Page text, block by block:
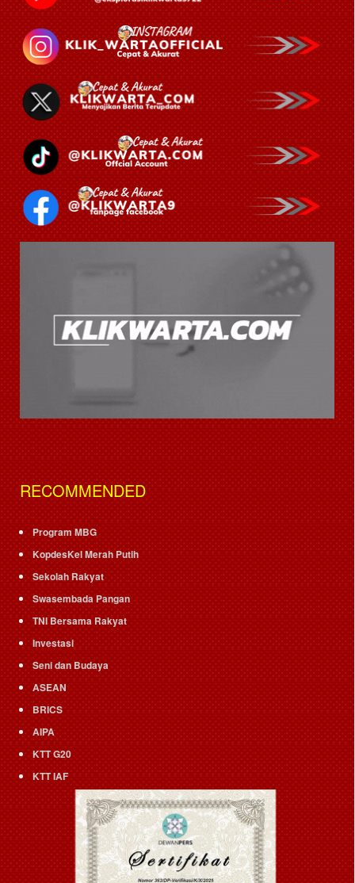
RECOMMENDED
Program MBG
KopdesKel Merah Putih
Sekolah Rakyat
Swasembada Pangan
TNI Bersama Rakyat
Investasi
Seni dan Budaya
ASEAN
BRICS
AIPA
KTT G20
KTT IAF